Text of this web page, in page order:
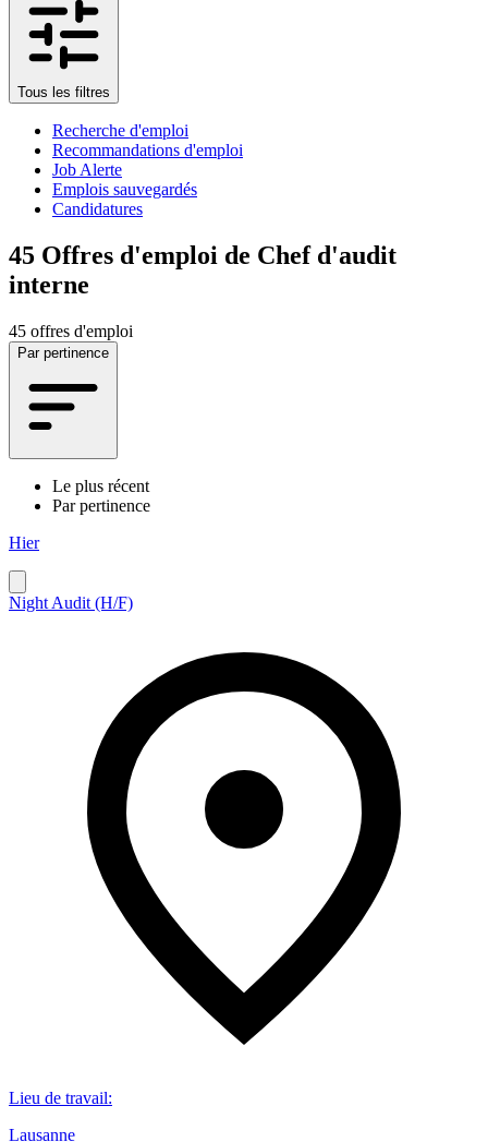
Tous les filtres
Recherche d'emploi
Recommandations d'emploi
Job Alerte
Emplois sauvegardés
Candidatures
45 Offres d'emploi de Chef d'audit
interne
45 offres d'emploi
Par pertinence
Le plus récent
Par pertinence
Hier
Night Audit (H/F)
Lieu de travail:
Lausanne